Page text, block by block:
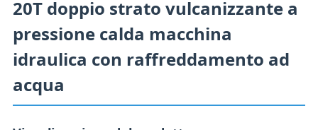
20T doppio strato vulcanizzante a
pressione calda macchina
idraulica con raffreddamento ad
acqua